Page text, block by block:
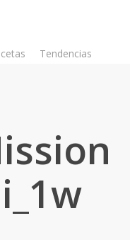
Tendencias